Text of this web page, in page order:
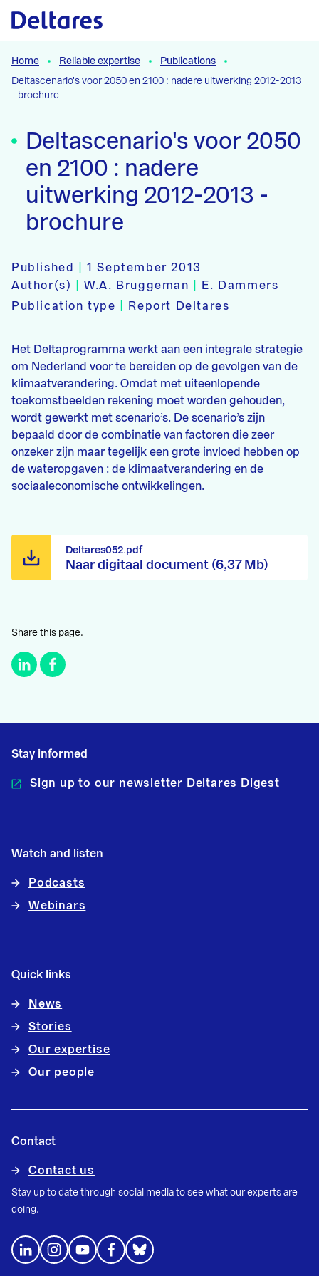
Naar hoofdcontent
Home Reliable expertise
Publications
Deltascenario's voor 2050 en 2100 : nadere uitwerking 2012-2013
- brochure
Deltascenario's voor 2050
en 2100 : nadere
uitwerking 2012-2013 -
brochure
Published |1 September 2013
Author(s)
|W.A. Bruggeman
E. Dammers
Publication type
Report Deltares
Het Deltaprogramma werkt aan een integrale strategie
om Nederland voor te bereiden op de gevolgen van de
klimaatverandering. Omdat met uiteenlopende
toekomstbeelden rekening moet worden gehouden,
wordt gewerkt met scenario’s. De scenario’s zijn
bepaald door de combinatie van factoren die zeer
onzeker zijn maar tegelijk een grote invloed hebben op
de wateropgaven : de klimaatverandering en de
sociaaleconomische ontwikkelingen.
Naar digitaal document (6,37 Mb)
Deltares052.pdf
Share this page.
Stay informed
Sign up to our newsletter Deltares Digest
Watch and listen
Podcasts
Webinars
Quick links
News
Stories
Our expertise
Our people
Contact
Contact us
Stay up to date through social media to see what our experts are
doing.